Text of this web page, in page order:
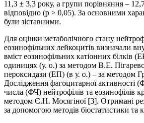
11,3 ± 3,3 року, а групи порівняння –
відповідно (р > 0,05). За основними
були зіставними.
Для оцінки метаболічного стану
еозинофільних лейкоцитів визначали
вміст еозинофільних катіонних білків
одиницях (у. о.) за методом В.Е.
пероксидази (ЕП) (в у. о.) – за методом
Дослідження фагоцитарної активності
числа (ФЧ) нейтрофілів та еозинофілів
методом Є.Н. Мосягіної [3]. Отримані
за допомогою методів біостатистики та